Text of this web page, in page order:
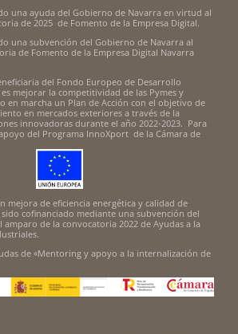
una ayuda del Gobierno de Navarra en virtud al
de 2025 de Fomento de la Empresa Digital.
una subvención del Gobierno de Navarra al
de Fomento de la Empresa Digital Navarra
del Fondo Europeo de Desarrollo
mejorar la competitividad de las Pymes y
en marcha un Plan de Acción con el objetivo de
en mercados exteriores a través de la
innovadoras durante el año 2022-2023. Para
del Programa InnoXport de la Cámara de
mejora de eficiencia energética y calidad de
cofinanciado mediante una subvención del
de la convocatoria 2022 de Ayudas a la
de «Mentoring y apoyo a la internalización de